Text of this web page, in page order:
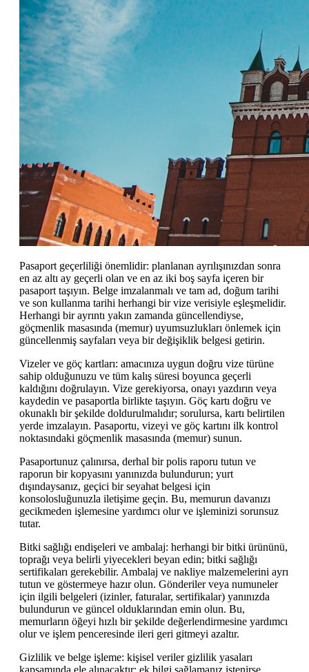
Pasaport geçerliliği önemlidir: planlanan ayrılışınızdan sonra
en az altı ay geçerli olan ve en az iki boş sayfa içeren bir
pasaport taşıyın. Belge imzalanmalı ve tam ad, doğum tarihi
ve son kullanma tarihi herhangi bir vize verisiyle eşleşmelidir.
Herhangi bir ayrıntı yakın zamanda güncellendiyse,
göçmenlik masasında (memur) uyumsuzlukları önlemek için
güncellenmiş sayfaları veya bir değişiklik belgesi getirin.
Vizeler ve göç kartları: amacınıza uygun doğru vize türüne
sahip olduğunuzu ve tüm kalış süresi boyunca geçerli
kaldığını doğrulayın. Vize gerekiyorsa, onayı yazdırın veya
kaydedin ve pasaportla birlikte taşıyın. Göç kartı doğru ve
okunaklı bir şekilde doldurulmalıdır; sorulursa, kartı belirtilen
yerde imzalayın. Pasaportu, vizeyi ve göç kartını ilk kontrol
noktasındaki göçmenlik masasında (memur) sunun.
Pasaportunuz çalınırsa, derhal bir polis raporu tutun ve
raporun bir kopyasını yanınızda bulundurun; yurt
dışındaysanız, geçici bir seyahat belgesi için
konsolosluğunuzla iletişime geçin. Bu, memurun davanızı
gecikmeden işlemesine yardımcı olur ve işleminizi sorunsuz
tutar.
Bitki sağlığı endişeleri ve ambalaj: herhangi bir bitki ürününü,
toprağı veya belirli yiyecekleri beyan edin; bitki sağlığı
sertifikaları gerekebilir. Ambalaj ve nakliye malzemelerini ayrı
tutun ve göstermeye hazır olun. Gönderiler veya numuneler
için ilgili belgeleri (izinler, faturalar, sertifikalar) yanınızda
bulundurun ve güncel olduklarından emin olun. Bu,
memurların öğeyi hızlı bir şekilde değerlendirmesine yardımcı
olur ve işlem penceresinde ileri geri gitmeyi azaltır.
Gizlilik ve belge işleme: kişisel veriler gizlilik yasaları